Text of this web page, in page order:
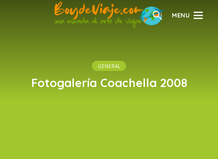
MENU
GENERAL
Fotogalería Coachella 2008